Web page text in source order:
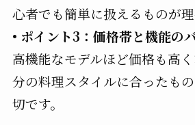
心者でも簡単に扱えるものが理
• ポイント3：価格帯と機能の
高機能なモデルほど価格も高
分の料理スタイルに合ったも
切です。